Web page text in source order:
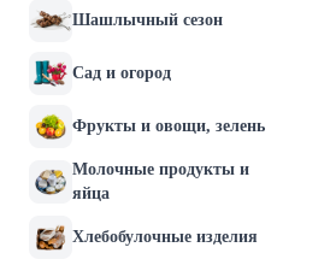
Шашлычный сезон
Сад и огород
Фрукты и овощи, зелень
Молочные продукты и
яйца
Хлебобулочные изделия